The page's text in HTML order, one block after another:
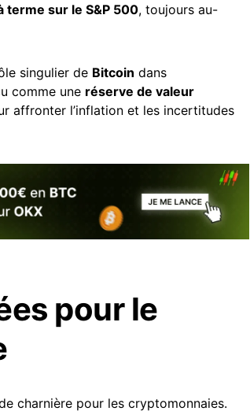
terme sur le S&P 500, toujours au-
singulier de Bitcoin dans
comme une réserve de valeur
affronter l’inflation et les incertitudes
pour le
charnière pour les cryptomonnaies.